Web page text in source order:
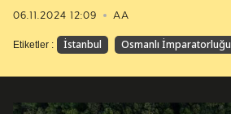
06.11.2024 12:09 AA
Etiketler : İstanbul Osmanlı İmparatorluğu